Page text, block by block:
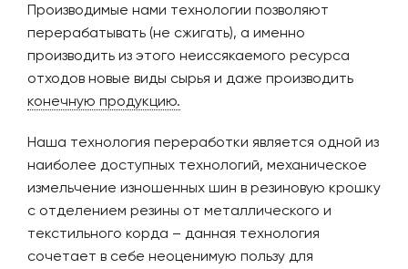
Производимые нами технологии позволяют
перерабатывать (не сжигать), а именно
производить из этого неиссякаемого ресурса
отходов новые виды сырья и даже производить
конечную продукцию.
Наша технология переработки является одной из
наиболее доступных технологий, механическое
измельчение изношенных шин в резиновую крошку
с отделением резины от металлического и
текстильного корда – данная технология
сочетает в себе неоценимую пользу для